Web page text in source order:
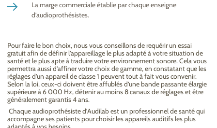
La marge commerciale établie par chaque enseigne
d’audioprothésistes.
Pour faire le bon choix, nous vous conseillons de requérir un essai
gratuit afin de définir l’appareillage le plus adapté à votre situation de
santé et le plus apte à traduire votre environnement sonore. Cela vous
permettra aussi d’affiner votre choix de gamme, en constatant que les
réglages d’un appareil de classe 1 peuvent tout à fait vous convenir.
Selon la loi, ceux-ci doivent être affublés d’une bande passante élargie
supérieure à 6 000 Hz, détenir au moins 8 canaux de réglages et être
généralement garantis 4 ans.
Chaque audioprothésiste d’Audilab est un professionnel de santé qui
accompagne ses patients pour choisir les appareils auditifs les plus